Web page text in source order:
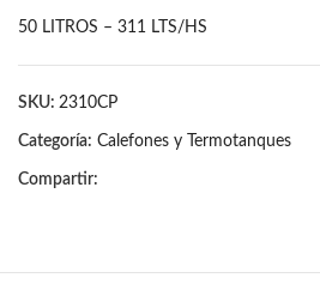
50 LITROS – 311 LTS/HS
SKU: 2310CP
Categoría: Calefones y Termotanques
Compartir: